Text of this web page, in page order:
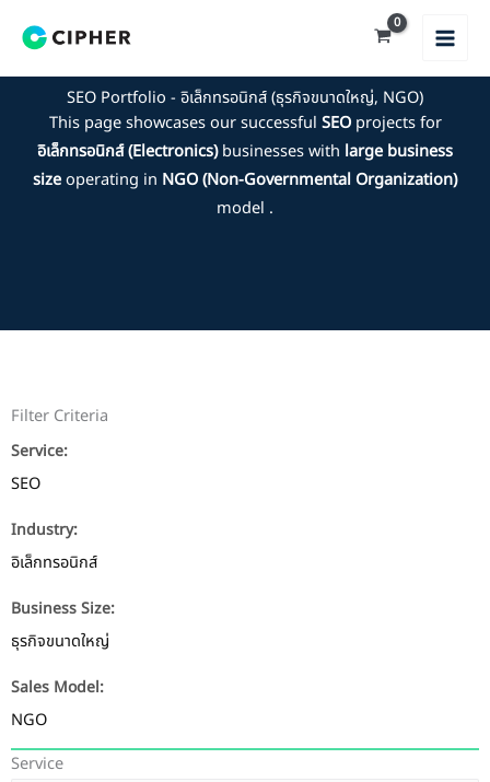
SEO Portfolio - อิเล็กทรอนิกส์ (ธุรกิจขนาดใหญ่, NGO)
This page showcases our successful SEOprojects for
อิเล็กทรอนิกส์ (Electronics)businesses with large business
sizeoperating in NGO (Non-Governmental Organization)
model .
Filter Criteria
Service:
SEO
Industry:
อิเล็กทรอนิกส์
Business Size:
ธุรกิจขนาดใหญ่
Sales Model:
NGO
Service